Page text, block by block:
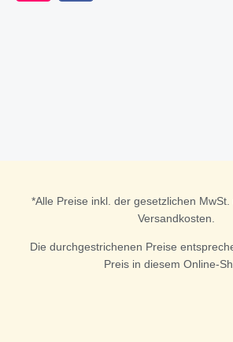
*Alle Preise inkl. der gesetzlichen
Versandkosten.
Die durchgestrichenen Preise
Preis in diesem Online-